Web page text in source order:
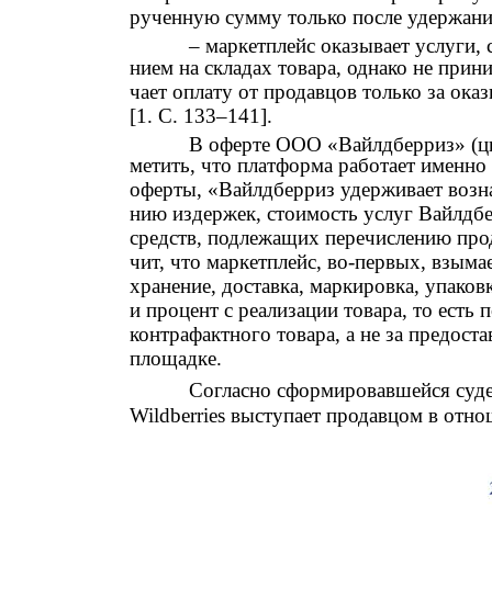
рученную сумму только после
– маркетплейс оказывает
нием на складах товара, однако не
чает оплату от продавцов только за
[1. С. 133–141].
В оферте ООО «Вайлдберриз»
метить, что платформа работает
оферты, «Вайлдберриз удерживает
нию издержек, стоимость услуг
средств, подлежащих перечислению
чит, что маркетплейс, во-первых,
хранение, доставка, маркировка,
и процент с реализации товара, то
контрафактного товара, а не за
площадке.
Согласно сформировавшейся
Wildberries выступает продавцом в